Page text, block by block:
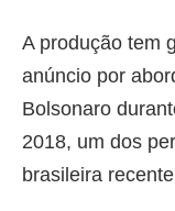
A produção tem
anúncio por
Bolsonaro
2018, um dos
brasileira